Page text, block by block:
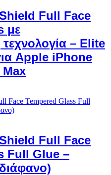
Full Face
με
τεχνολογία – Elite
Apple iPhone
Max
Full Face
Full Glue –